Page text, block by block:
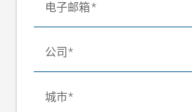
电子邮箱
公司
城市